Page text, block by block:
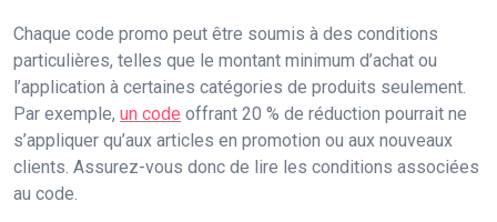
Chaque code promo peut être soumis à des conditions
particulières, telles que le montant minimum d’achat ou
l’application à certaines catégories de produits seulement.
Par exemple, un code offrant 20 % de réduction pourrait ne
s’appliquer qu’aux articles en promotion ou aux nouveaux
clients. Assurez-vous donc de lire les conditions associées
au code.